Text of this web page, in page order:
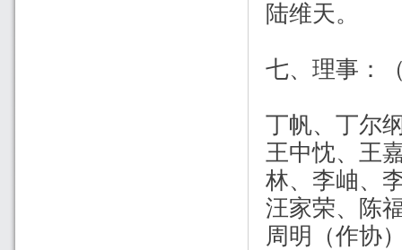
陆维天。
七、理事：
丁帆、丁尔
王中忱、王
林、李岫、
汪家荣、陈
周明（作协